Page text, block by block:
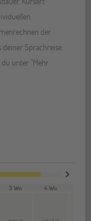
der
deiner Sprachreise
du unter "Mehr
3 Wo 4 Wo